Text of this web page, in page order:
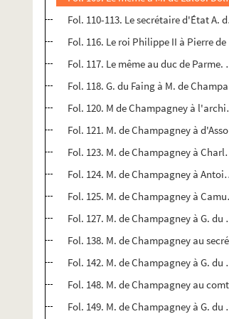
Fol. 110-113. Le secrétaire d'État A.
Fol. 116. Le roi Philippe II à Pierre de
Fol. 117. Le même au duc de Parme.
Fol. 118. G. du Faing à M. de
Fol. 120. M de Champagney à
Fol. 121. M. de Champagney à
Fol. 123. M. de Champagney à
Fol. 124. M. de Champagney à
Fol. 125. M. de Champagney à
Fol. 127. M. de Champagney à G. du
Fol. 138. M. de Champagney au
Fol. 142. M. de Champagney à G. du
Fol. 148. M. de Champagney au
Fol. 149. M. de Champagney à G. du